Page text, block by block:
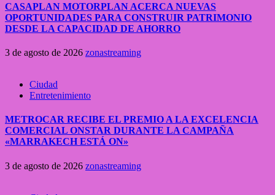
CASAPLAN MOTORPLAN ACERCA NUEVAS
OPORTUNIDADES PARA CONSTRUIR PATRIMONIO
DESDE LA CAPACIDAD DE AHORRO
3 de agosto de 2026 zonastreaming
Ciudad
Entretenimiento
METROCAR RECIBE EL PREMIO A LA EXCELENCIA
COMERCIAL ONSTAR DURANTE LA CAMPAÑA
«MARRAKECH ESTÁ ON»
3 de agosto de 2026 zonastreaming